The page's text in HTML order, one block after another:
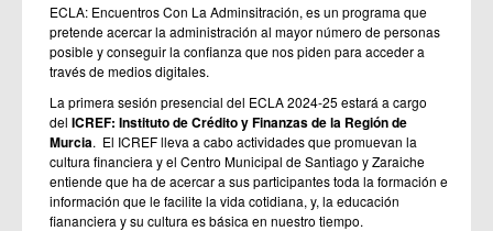
ECLA: Encuentros Con La Adminsitración, es un programa que
pretende acercar la administración al mayor número de personas
posible y conseguir la confianza que nos piden para acceder a
través de medios digitales.
La primera sesión presencial del ECLA 2024-25 estará a cargo
del ICREF: Instituto de Crédito y Finanzas de la Región de
Murcia. El ICREF lleva a cabo actividades que promuevan la
cultura financiera y el Centro Municipal de Santiago y Zaraiche
entiende que ha de acercar a sus participantes toda la formación e
información que le facilite la vida cotidiana, y, la educación
fiananciera y su cultura es básica en nuestro tiempo.